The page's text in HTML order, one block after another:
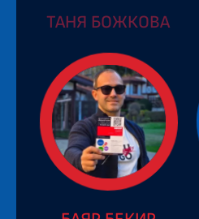
ТАНЯ БОЖКОВА